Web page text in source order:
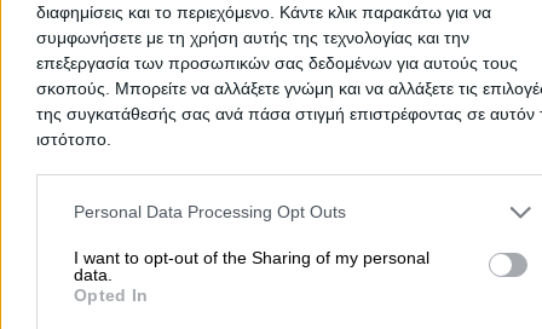
διαφημίσεις και το περιεχόμενο. Κάντε κλικ παρακάτω για να
συμφωνήσετε με τη χρήση αυτής της τεχνολογίας και την
επεξεργασία των προσωπικών σας δεδομένων για αυτούς τους
σκοπούς. Μπορείτε να αλλάξετε γνώμη και να αλλάξετε τις
της συγκατάθεσής σας ανά πάσα στιγμή επιστρέφοντας σε αυτόν
ιστότοπο.
Please note that this website/app uses one or more Google
and may gather and store information including but not limited to
to Google and its third-party tags to use your data for below
purposes in below Google consent section.
Personal Data Processing Opt Outs
I want to opt-out of the Sharing of my personal
data.
Opted In
Προσθήκη αξιολόγησης
> Νομός ΔΡΑΜΑΣ > Δράμα > Παιδί > Παιδικοί Σταθμοί >
ΔΗΜΟΤΙΚΟΣ ΠΑΙΔΙΚΟΣ ΣΤΑΘΜΟΣ ΚΑΛΟΥ ΑΓΡΟΥ